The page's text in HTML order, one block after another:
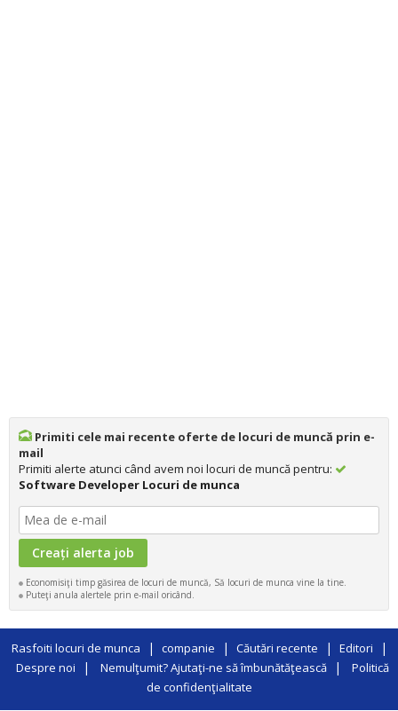
Primiti cele mai recente oferte de locuri de muncă prin e-
mail
Primiti alerte atunci când avem noi locuri de muncă pentru:
Software Developer Locuri de munca
Economisiţi timp găsirea de locuri de muncă, Să locuri de munca vine la tine.
Puteţi anula alertele prin e-mail oricând.
Rasfoiti locuri de munca | companie | Căutări recente | Editori |
Despre noi | Nemulţumit? Ajutaţi-ne să îmbunătăţească |
Politică
de confidenţialitate